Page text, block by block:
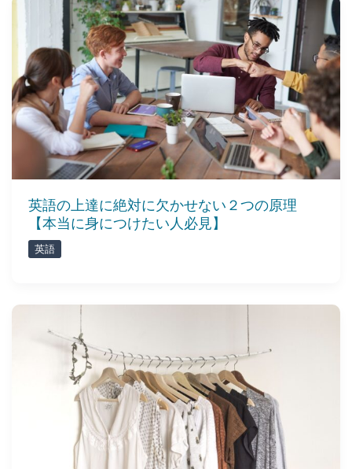
英語の上達に絶対に欠かせない２つの原理
【本当に身につけたい人必見】
英語